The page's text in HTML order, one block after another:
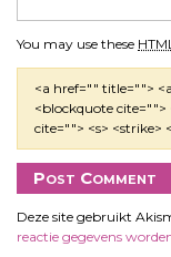
You may use these HTML
<a href="" title="">
<blockquote cite="">
cite=""> <s> <strike>
Deze site gebruikt
reactie gegevens